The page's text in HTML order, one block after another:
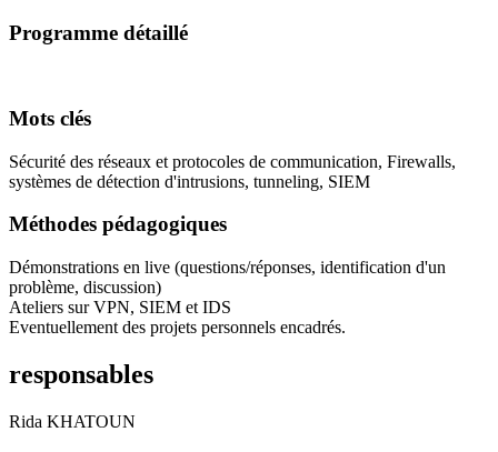
Programme détaillé
Mots clés
Sécurité des réseaux et protocoles de communication, Firewalls,
systèmes de détection d'intrusions, tunneling, SIEM
Méthodes pédagogiques
Démonstrations en live (questions/réponses, identification d'un
problème, discussion)
Ateliers sur VPN, SIEM et IDS
Eventuellement des projets personnels encadrés.
responsables
Rida KHATOUN